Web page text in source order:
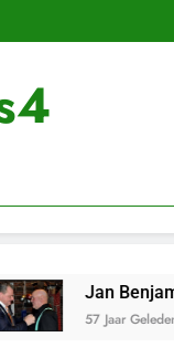
koninklijk